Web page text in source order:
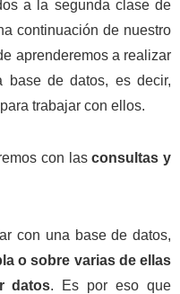
a la segunda clase de
continuación de nuestro
aprenderemos a realizar
base de datos, es decir,
trabajar con ellos.
con lasconsultas y
con una base de datos,
o sobre varias de ellas
datos. Es por eso que